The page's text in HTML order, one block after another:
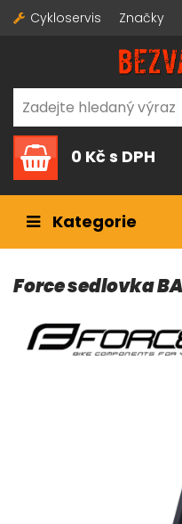
Cykloservis Značky
0 Kčs DPH
Kategorie
Force sedlovka